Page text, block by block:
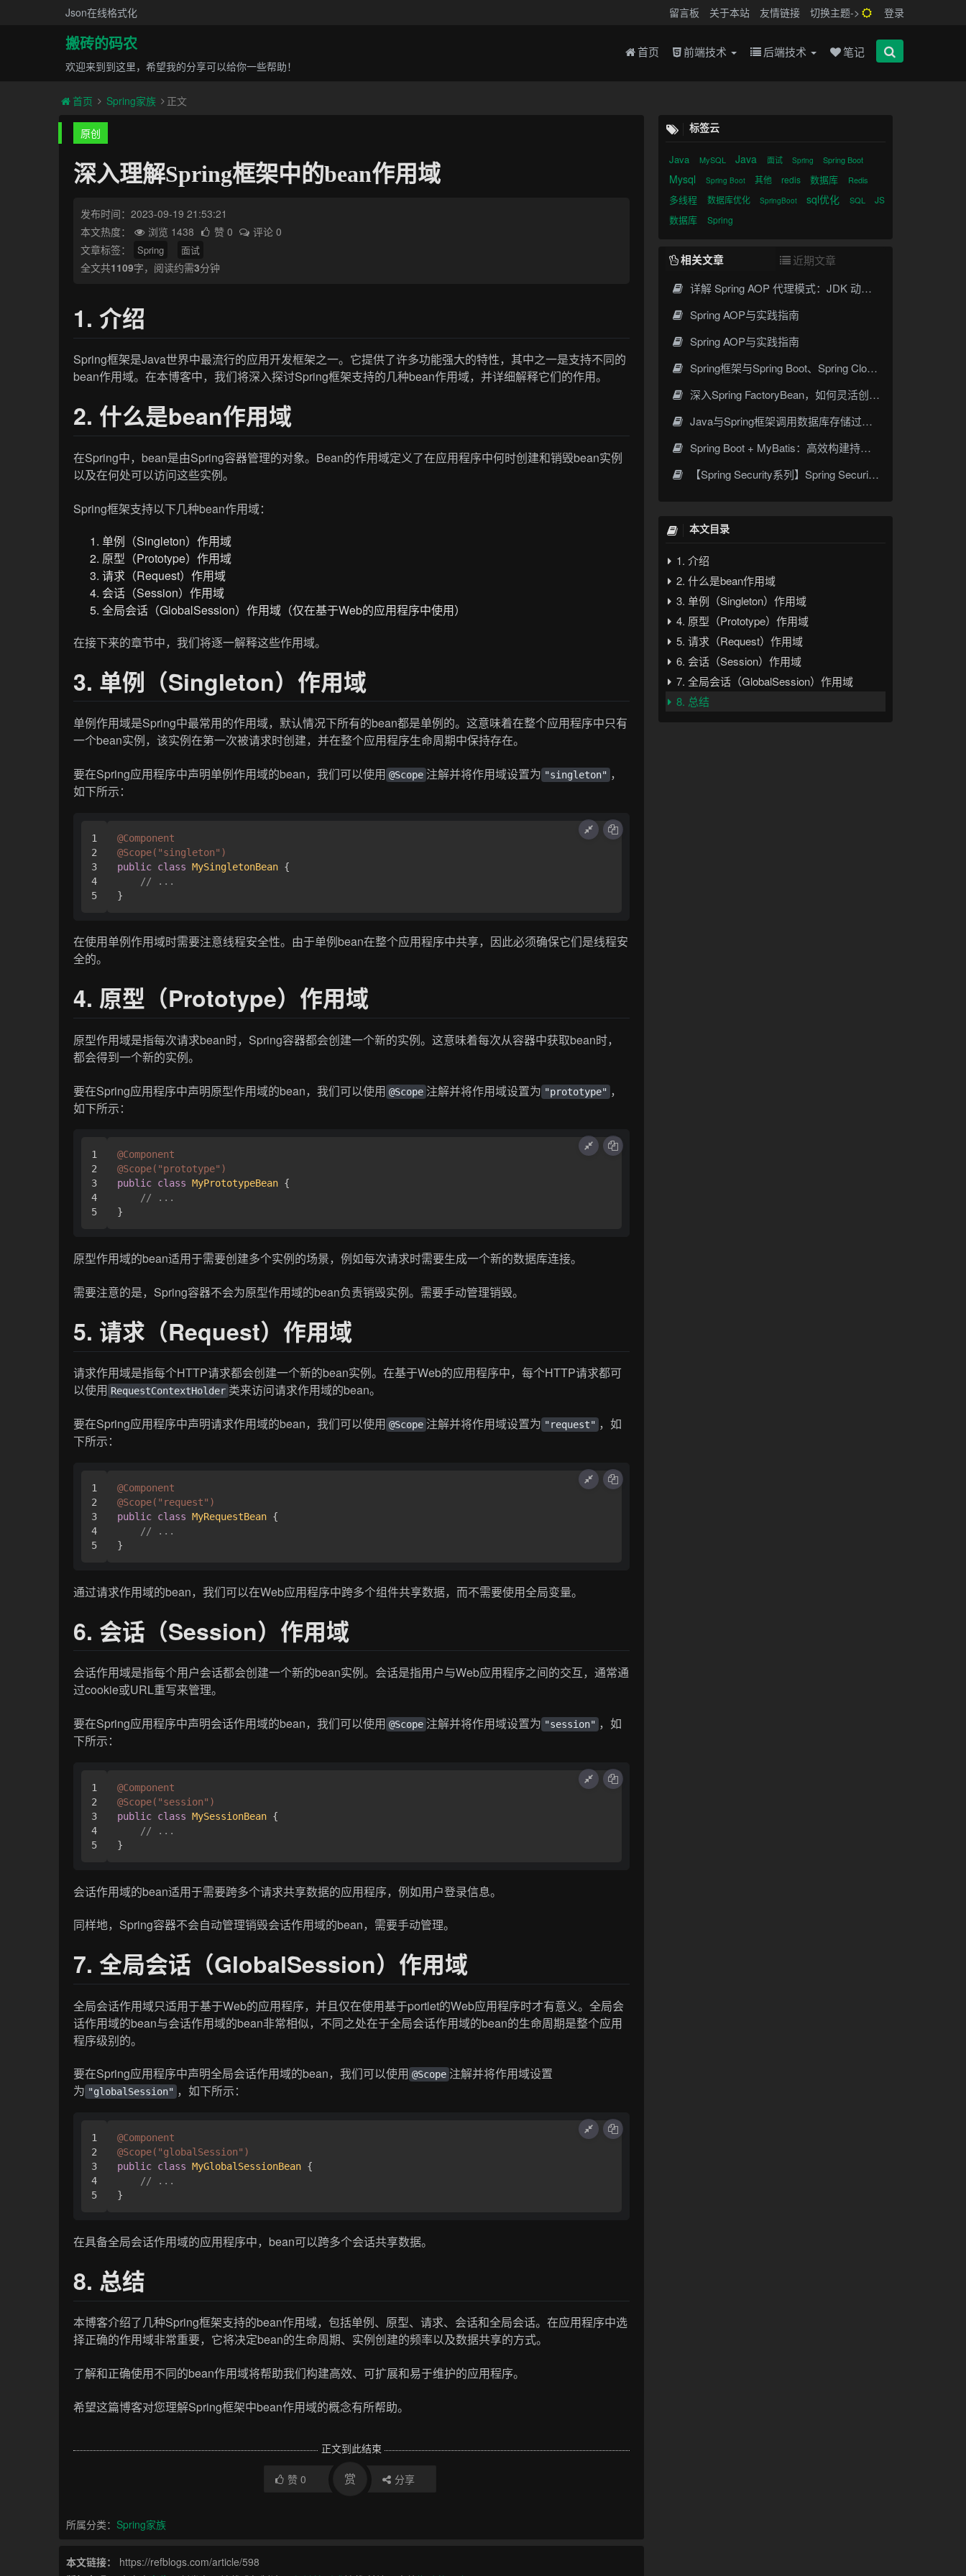
Json在线格式化 留言板 关于本站 友情链接 切换主题-> 登录
搬砖的码农
欢迎来到到这里，希望我的分享可以给你一些帮助！
首页 前端技术 后端技术 笔记
首页 Spring家族 正文
原创
深入理解Spring框架中的bean作用域
发布时间：2023-09-19 21:53:21
本文热度：
浏览 1438 赞 0
评论 0
文章标签：
Spring 面试
全文共1109字，阅读约需3分钟
1. 介绍
Spring框架是Java世界中最流行的应用开发框架之一。它提供了许多功能强大的特性，其中之一是支持不同的
bean作用域。在本博客中，我们将深入探讨Spring框架支持的几种bean作用域，并详细解释它们的作用。
2. 什么是bean作用域
在Spring中，bean是由Spring容器管理的对象。Bean的作用域定义了在应用程序中何时创建和销毁bean实例
以及在何处可以访问这些实例。
Spring框架支持以下几种bean作用域：
单例（Singleton）作用域
原型（Prototype）作用域
请求（Request）作用域
会话（Session）作用域
全局会话（GlobalSession）作用域（仅在基于Web的应用程序中使用）
在接下来的章节中，我们将逐一解释这些作用域。
3. 单例（Singleton）作用域
单例作用域是Spring中最常用的作用域，默认情况下所有的bean都是单例的。这意味着在整个应用程序中只有
一个bean实例，该实例在第一次被请求时创建，并在整个应用程序生命周期中保持存在。
要在Spring应用程序中声明单例作用域的bean，我们可以使用 @Scope 注解并将作用域设置为 "singleton" ，
如下所示：
1
2
3
4
@Component
@Scope("singleton")
public class MySingletonBean {
// ...
在使用单例作用域时需要注意线程安全性。由于单例bean在整个应用程序中共享，因此必须确保它们是线程安
全的。
4. 原型（Prototype）作用域
原型作用域是指每次请求bean时，Spring容器都会创建一个新的实例。这意味着每次从容器中获取bean时，
都会得到一个新的实例。
要在Spring应用程序中声明原型作用域的bean，我们可以使用 @Scope 注解并将作用域设置为 "prototype" ，
如下所示：
1
2
3
4
@Component
@Scope("prototype")
public class MyPrototypeBean {
// ...
原型作用域的bean适用于需要创建多个实例的场景，例如每次请求时需要生成一个新的数据库连接。
需要注意的是，Spring容器不会为原型作用域的bean负责销毁实例。需要手动管理销毁。
5. 请求（Request）作用域
请求作用域是指每个HTTP请求都会创建一个新的bean实例。在基于Web的应用程序中，每个HTTP请求都可
以使用 RequestContextHolder 类来访问请求作用域的bean。
要在Spring应用程序中声明请求作用域的bean，我们可以使用 @Scope 注解并将作用域设置为 "request" ，如
下所示：
1
2
3
4
@Component
@Scope("request")
public class MyRequestBean {
// ...
通过请求作用域的bean，我们可以在Web应用程序中跨多个组件共享数据，而不需要使用全局变量。
6. 会话（Session）作用域
会话作用域是指每个用户会话都会创建一个新的bean实例。会话是指用户与Web应用程序之间的交互，通常通
过cookie或URL重写来管理。
要在Spring应用程序中声明会话作用域的bean，我们可以使用 @Scope 注解并将作用域设置为 "session" ，如
下所示：
1
2
3
4
@Component
@Scope("session")
public class MySessionBean {
// ...
会话作用域的bean适用于需要跨多个请求共享数据的应用程序，例如用户登录信息。
同样地，Spring容器不会自动管理销毁会话作用域的bean，需要手动管理。
7. 全局会话（GlobalSession）作用域
全局会话作用域只适用于基于Web的应用程序，并且仅在使用基于portlet的Web应用程序时才有意义。全局会
话作用域的bean与会话作用域的bean非常相似，不同之处在于全局会话作用域的bean的生命周期是整个应用
程序级别的。
要在Spring应用程序中声明全局会话作用域的bean，我们可以使用 @Scope 注解并将作用域设置
为 "globalSession" ，如下所示：
1
2
3
4
@Component
@Scope("globalSession")
public class MyGlobalSessionBean {
// ...
在具备全局会话作用域的应用程序中，bean可以跨多个会话共享数据。
8. 总结
本博客介绍了几种Spring框架支持的bean作用域，包括单例、原型、请求、会话和全局会话。在应用程序中选
择正确的作用域非常重要，它将决定bean的生命周期、实例创建的频率以及数据共享的方式。
了解和正确使用不同的bean作用域将帮助我们构建高效、可扩展和易于维护的应用程序。
希望这篇博客对您理解Spring框架中bean作用域的概念有所帮助。
正文到此结束
赞0 赏 分享
所属分类： Spring家族
本文链接：
https://refblogs.com/article/598
标签云
Java MySQL Java 面试 Spring Spring Boot
Mysql Spring Boot 其他 redis 数据库 Redis
多线程 数据库优化 SpringBoot sql优化 SQL JS
数据库 Spring
相关文章
近期文章
详解 Spring AOP 代理模式：JDK 动态代理与 CGLIB 原理
Spring AOP与实践指南
Spring AOP与实践指南
Spring框架与Spring Boot、Spring Cloud核心区别及技术演进
深入Spring FactoryBean，如何灵活创建复杂对象
Java与Spring框架调用数据库存储过程与函数的完整指南
Spring Boot + MyBatis：高效构建持久层的最佳实践
【Spring Security系列】Spring Security整合JWT：构建安全的Web应用
本文目录
1. 介绍
2. 什么是bean作用域
3. 单例（Singleton）作用域
4. 原型（Prototype）作用域
5. 请求（Request）作用域
6. 会话（Session）作用域
7. 全局会话（GlobalSession）作用域
8. 总结